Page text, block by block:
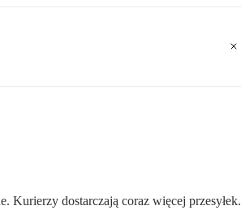
Kurierzy dostarczają coraz więcej przesyłek.